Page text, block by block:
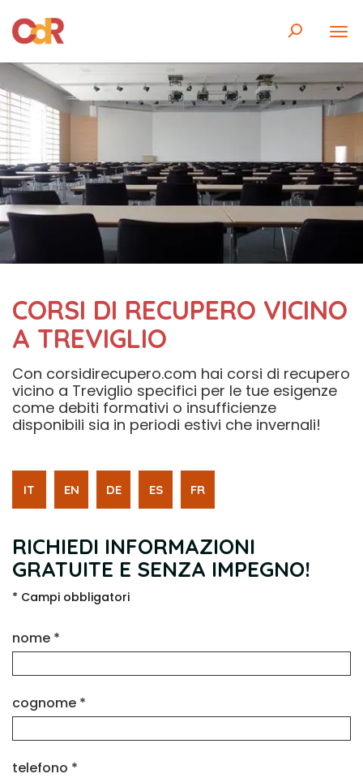
CORSI DI RECUPERO VICINO
A TREVIGLIO
Con corsidirecupero.com hai corsi di recupero
vicino a Treviglio specifici per le tue esigenze
come debiti formativi o insufficienze
disponibili sia in periodi estivi che invernali!
IT EN DE ES FR
RICHIEDI INFORMAZIONI
GRATUITE E SENZA IMPEGNO!
* Campi obbligatori
nome *
cognome *
telefono *